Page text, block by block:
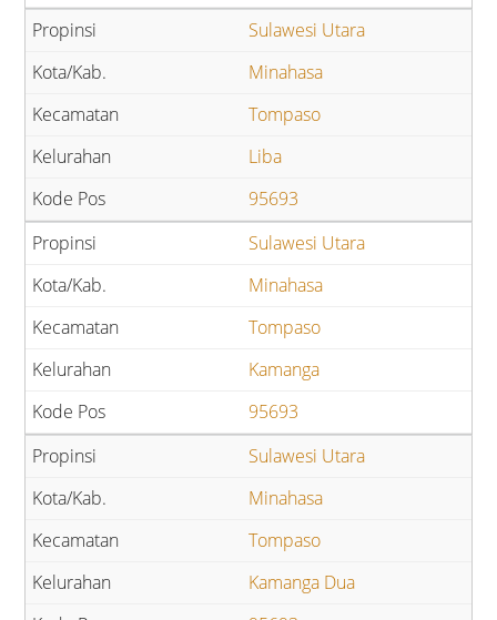
Sulawesi Utara
Minahasa
Tompaso
Liba
95693
Sulawesi Utara
Minahasa
Tompaso
Kamanga
95693
Sulawesi Utara
Minahasa
Tompaso
Kamanga Dua